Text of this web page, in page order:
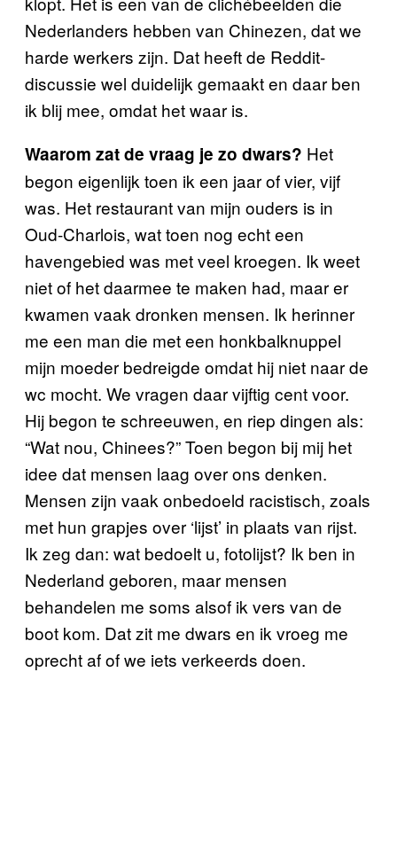
Nederlanders hebben van Chinezen, dat we
harde werkers zijn. Dat heeft de Reddit-
discussie wel duidelijk gemaakt en daar ben
ik blij mee, omdat het waar is.
Waarom zat de vraag je zo dwars? Het
begon eigenlijk toen ik een jaar of vier, vijf
was. Het restaurant van mijn ouders is in
Oud-Charlois, wat toen nog echt een
havengebied was met veel kroegen. Ik weet
niet of het daarmee te maken had, maar er
kwamen vaak dronken mensen. Ik herinner
me een man die met een honkbalknuppel
mijn moeder bedreigde omdat hij niet naar de
wc mocht. We vragen daar vijftig cent voor.
Hij begon te schreeuwen, en riep dingen als:
“Wat nou, Chinees?” Toen begon bij mij het
idee dat mensen laag over ons denken.
Mensen zijn vaak onbedoeld racistisch, zoals
met hun grapjes over ‘lijst’ in plaats van rijst.
Ik zeg dan: wat bedoelt u, fotolijst? Ik ben in
Nederland geboren, maar mensen
behandelen me soms alsof ik vers van de
boot kom. Dat zit me dwars en ik vroeg me
oprecht af of we iets verkeerds doen.